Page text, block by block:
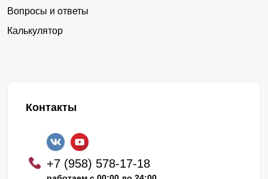
Вопросы и ответы
Калькулятор
Контакты
+7 (958) 578-17-18